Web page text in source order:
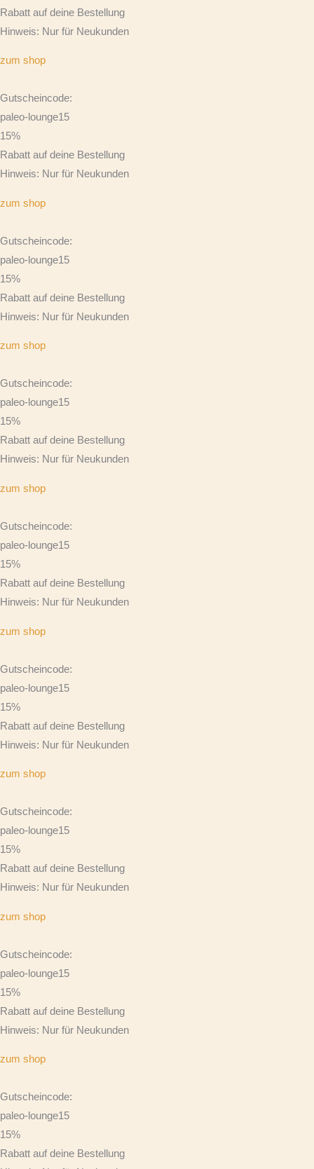
Rabatt auf deine Bestellung
Hinweis: Nur für Neukunden
zum shop
Gutscheincode:
paleo-lounge15
15%
Rabatt auf deine Bestellung
Hinweis: Nur für Neukunden
zum shop
Gutscheincode:
paleo-lounge15
15%
Rabatt auf deine Bestellung
Hinweis: Nur für Neukunden
zum shop
Gutscheincode:
paleo-lounge15
15%
Rabatt auf deine Bestellung
Hinweis: Nur für Neukunden
zum shop
Gutscheincode:
paleo-lounge15
15%
Rabatt auf deine Bestellung
Hinweis: Nur für Neukunden
zum shop
Gutscheincode:
paleo-lounge15
15%
Rabatt auf deine Bestellung
Hinweis: Nur für Neukunden
zum shop
Gutscheincode:
paleo-lounge15
15%
Rabatt auf deine Bestellung
Hinweis: Nur für Neukunden
zum shop
Gutscheincode:
paleo-lounge15
15%
Rabatt auf deine Bestellung
Hinweis: Nur für Neukunden
zum shop
Gutscheincode:
paleo-lounge15
15%
Rabatt auf deine Bestellung